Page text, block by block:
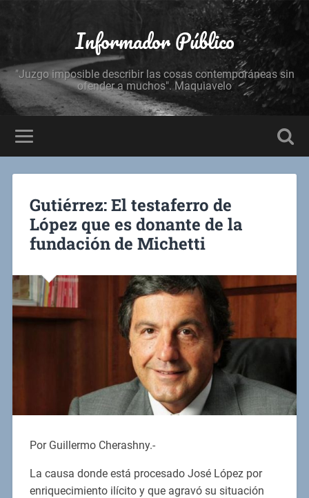
Informador Público
"Juzgo imposible describir las cosas contemporáneas sin
ofender a muchos". Maquiavelo
Gutiérrez: El testaferro de
López que es donante de la
fundación de Michetti
Por Guillermo Cherashny.-
La causa donde está procesado José López por
enriquecimiento ilícito y que agravó su situación